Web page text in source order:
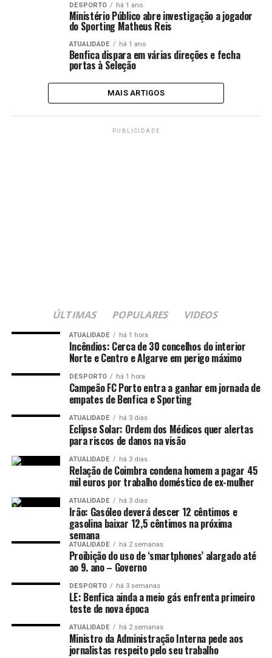
DESPORTO há 1 ano
Ministério Público abre investigação a jogador
do Sporting Matheus Reis
ATUALIDADE há 1 ano
Benfica dispara em várias direções e fecha
portas à Seleção
MAIS ARTIGOS
PUBLICIDADE
ÚLTIMAS POPULARES VIDEOS
ATUALIDADE há 1 hora
Incêndios: Cerca de 30 concelhos do interior
Norte e Centro e Algarve em perigo máximo
DESPORTO há 1 hora
Campeão FC Porto entra a ganhar em jornada de
empates de Benfica e Sporting
ATUALIDADE há 3 dias
Eclipse Solar: Ordem dos Médicos quer alertas
para riscos de danos na visão
ATUALIDADE há 3 dias
Relação de Coimbra condena homem a pagar 45
mil euros por trabalho doméstico de ex-mulher
ATUALIDADE há 3 dias
Irão: Gasóleo deverá descer 12 cêntimos e
gasolina baixar 12,5 cêntimos na próxima
semana
ATUALIDADE há 2 semanas
Proibição do uso de ‘smartphones’ alargado até
ao 9. ano – Governo
DESPORTO há 3 semanas
LE: Benfica ainda a meio gás enfrenta primeiro
teste de nova época
ATUALIDADE há 2 semanas
Ministro da Administração Interna pede aos
jornalistas respeito pelo seu trabalho